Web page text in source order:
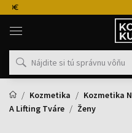
na
mieste
Kozmetika
Kozmetika
A Lifting Tváre
Ženy